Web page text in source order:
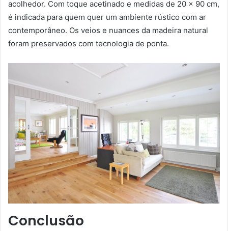
acolhedor. Com toque acetinado e medidas de 20 x 90 cm,
é indicada para quem quer um ambiente rústico com ar
contemporâneo. Os veios e nuances da madeira natural
foram preservados com tecnologia de ponta.
Conclusão